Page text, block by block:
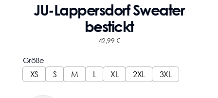
JU-Lappersdorf Sweater
bestickt
42,99 €
Größe
XS S M L XL 2XL 3XL